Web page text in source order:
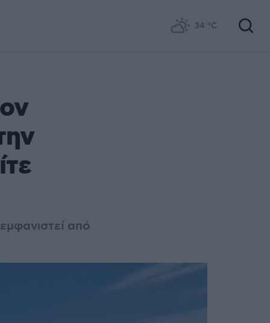
34 °C
από